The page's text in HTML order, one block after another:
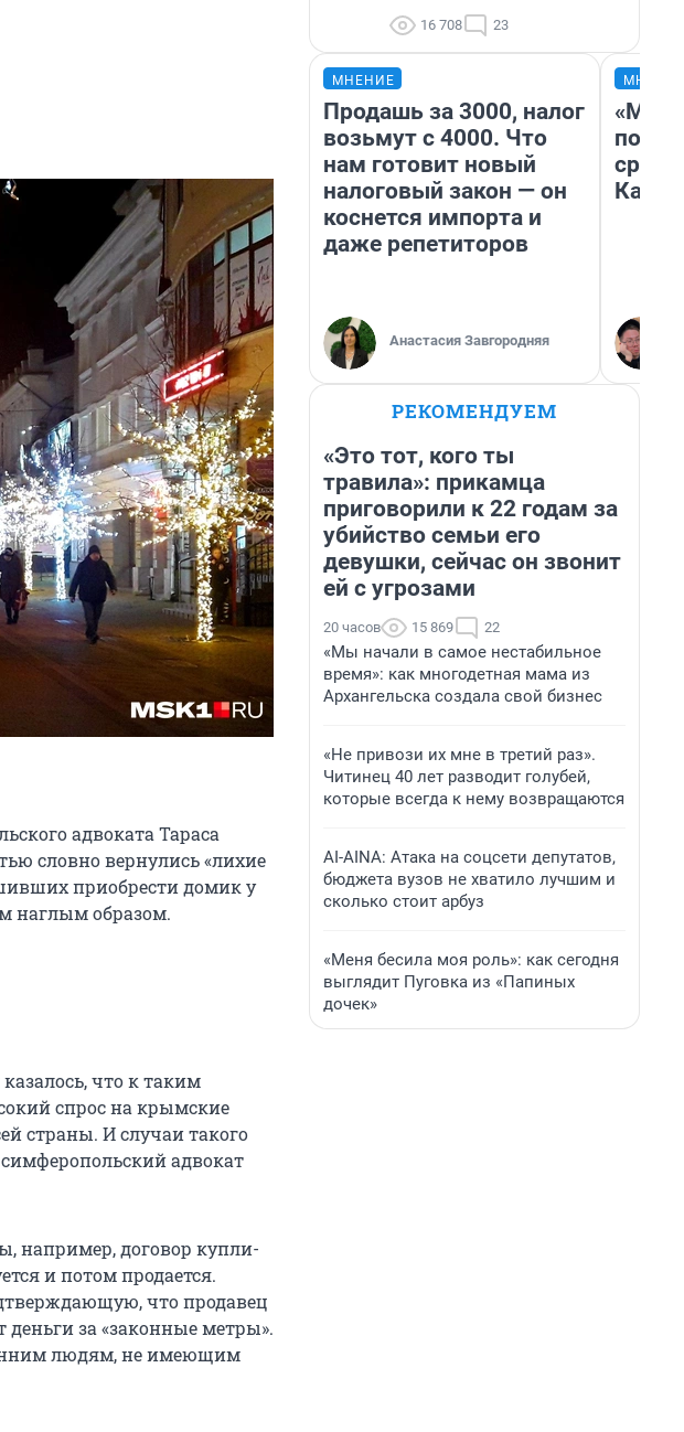
адвоката Тараса
словно вернулись «лихие
приобрести домик у
наглым образом.
что к таким
спрос на крымские
страны. И случаи такого
адвокат
например, договор купли-
и потом продается.
что продавец
за «законные метры».
людям, не имеющим
16 708 23
МНЕНИЕ
Продашь за 3000, налог
возьмут с 4000. Что
нам готовит новый
налоговый закон — он
коснется импорта и
даже репетиторов
Анастасия Завгородняя
РЕКОМЕНДУЕМ
«Это тот, кого ты
травила»: прикамца
приговорили к 22 годам за
убийство семьи его
девушки, сейчас он звонит
ей с угрозами
20 часов 15 869 22
«Мы начали в самое нестабильное
время»: как многодетная мама из
Архангельска создала свой бизнес
«Не привози их мне в третий раз».
Читинец 40 лет разводит голубей,
которые всегда к нему возвращаются
AI-AINA: Атака на соцсети депутатов,
бюджета вузов не хватило лучшим и
сколько стоит арбуз
«Меня бесила моя роль»: как сегодня
выглядит Пуговка из «Папиных
дочек»